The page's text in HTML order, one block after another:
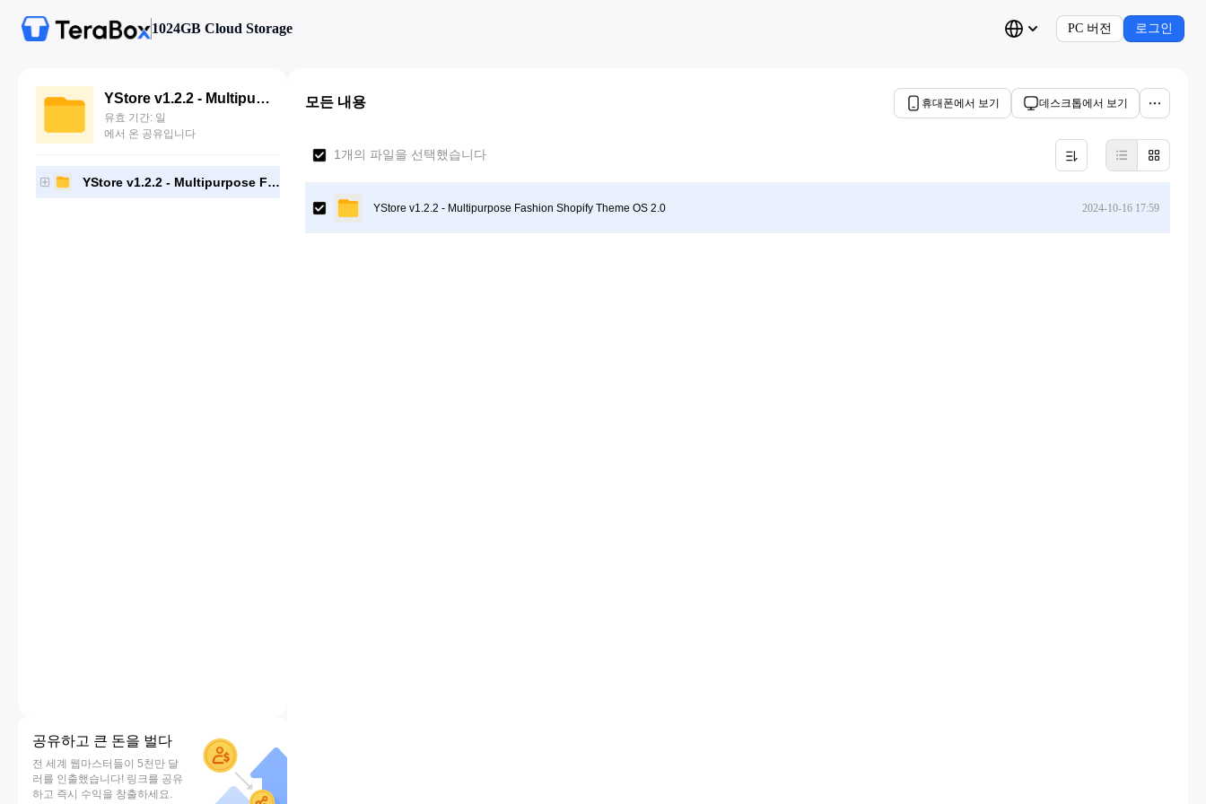
1024GB Cloud Storage PC 버전 로그인
YStore v1.2.2 - Multipurpose Fashion Shopify Theme OS 2.0
유효 기간: 일
에서 온 공유입니다
YStore v1.2.2 - Multipurpose Fashion Shopify Theme OS 2.0
공유하고 큰 돈을 벌다
전 세계 웹마스터들이 5천만 달
러를 인출했습니다! 링크를 공유
하고 즉시 수익을 창출하세요.
모든 내용 휴대폰에서 보기 데스크톱에서 보기
1개의 파일을 선택했습니다
YStore v1.2.2 - Multipurpose Fashion Shopify Theme OS 2.0 2024-10-16 17:59